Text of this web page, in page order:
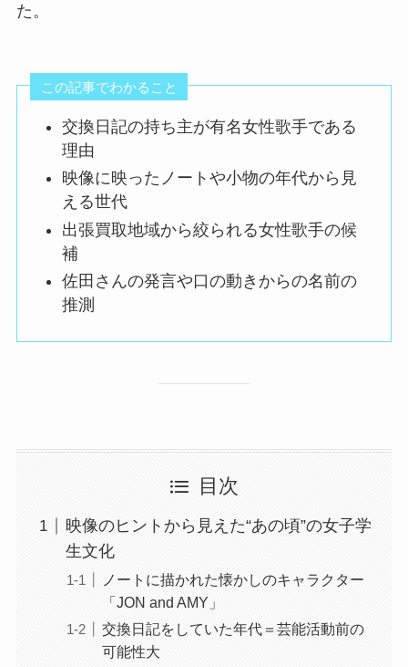
た。
この記事でわかること
交換日記の持ち主が有名女性歌手である
理由
映像に映ったノートや小物の年代から見
える世代
出張買取地域から絞られる女性歌手の候
補
佐田さんの発言や口の動きからの名前の
推測
目次
映像のヒントから見えた“あの頃”の女子学
生文化
ノートに描かれた懐かしのキャラクター
「JON and AMY」
交換日記をしていた年代＝芸能活動前の
可能性大